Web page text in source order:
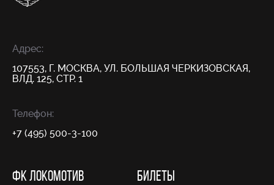
Адрес:
107553, Г. МОСКВА, УЛ. БОЛЬШАЯ ЧЕРКИЗОВСКАЯ,
ВЛД. 125, СТР. 1
Телефон:
+7 (495) 500-3-100
ФК ЛОКОМОТИВ БИЛЕТЫ